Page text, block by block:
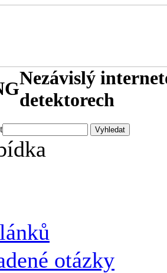
Nezávislý
detektorech
otázky